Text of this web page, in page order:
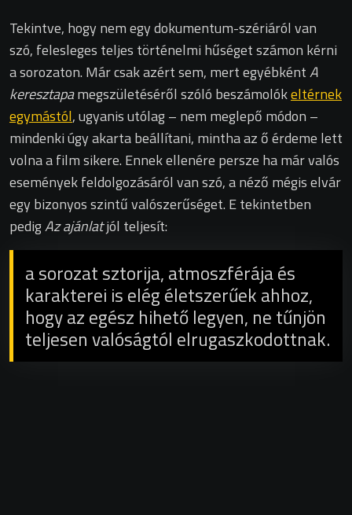
Tekintve, hogy nem egy dokumentum-szériáról van
szó, felesleges teljes történelmi hűséget számon kérni
a sorozaton. Már csak azért sem, mert egyébkéntA
keresztapamegszületéséről szóló beszámolókeltérnek
egymástól, ugyanis utólag – nem meglepő módon –
mindenki úgy akarta beállítani, mintha az ő érdeme lett
volna a film sikere. Ennek ellenére persze ha már valós
események feldolgozásáról van szó, a néző mégis elvár
egy bizonyos szintű valószerűséget. E tekintetben
pedigAz ajánlatjól teljesít:
a sorozat sztorija, atmoszférája és
karakterei is elég életszerűek ahhoz,
hogy az egész hihető legyen, ne tűnjön
teljesen valóságtól elrugaszkodottnak.